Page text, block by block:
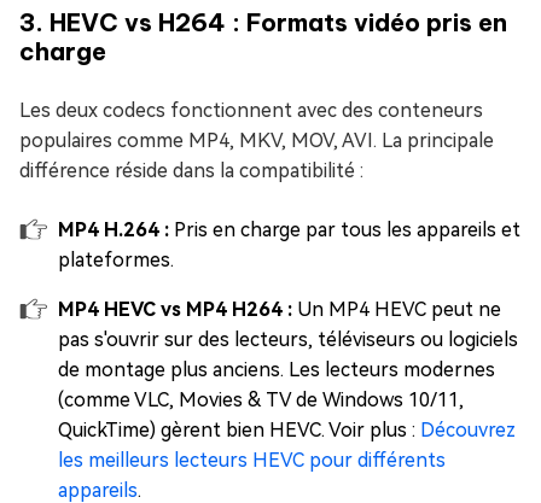
3. HEVC vs H264 : Formats vidéo pris en
charge
Les deux codecs fonctionnent avec des conteneurs
populaires comme MP4, MKV, MOV, AVI. La principale
différence réside dans la compatibilité :
MP4 H.264 : Pris en charge par tous les appareils et
plateformes.
MP4 HEVC vs MP4 H264 : Un MP4 HEVC peut ne
pas s'ouvrir sur des lecteurs, téléviseurs ou logiciels
de montage plus anciens. Les lecteurs modernes
(comme VLC, Movies & TV de Windows 10/11,
QuickTime) gèrent bien HEVC. Voir plus : Découvrez
les meilleurs lecteurs HEVC pour différents
appareils.